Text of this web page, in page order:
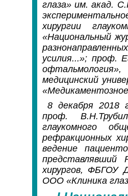
глаза» им. акад.
хирургии
«Национальный
усилия...»; проф.
офтальмология»,
медицинский
8 декабря 2018
проф.
глаукомного
рефракционных
ведение
представлявший
хирургов, ФБГОУ
ООО «Клиника